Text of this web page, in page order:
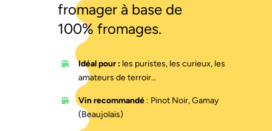
fromager à base de
100% fromages.
Idéal pour :les puristes, les curieux, les
amateurs de terroir…
Vin recommandé : Pinot Noir, Gamay
(Beaujolais)